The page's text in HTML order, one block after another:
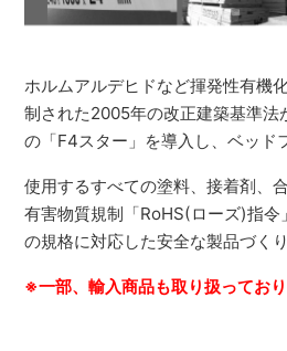
ホルムアルデヒドなど揮発性有機
制された2005年の改正建築基準法
の「F4スター」を導入し、ベッド
使用するすべての塗料、接着剤、
有害物質規制「RoHS(ローズ)指
の規格に対応した安全な製品づく
※一部、輸入商品も取り扱っており